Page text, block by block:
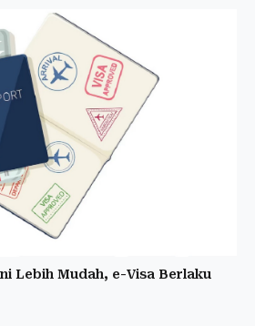
Lebih Mudah, e-Visa Berlaku